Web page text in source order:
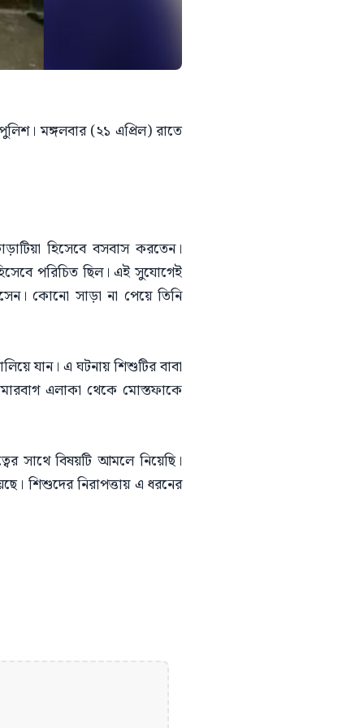
মঙ্গলবার (২১ এপ্রিল) রাতে
হিসেবে বসবাস করতেন।
পরিচিত ছিল। এই সুযোগেই
কোনো সাড়া না পেয়ে তিনি
যান। এ ঘটনায় শিশুটির বাবা
এলাকা থেকে মোস্তফাকে
সাথে বিষয়টি আমলে নিয়েছি।
শিশুদের নিরাপত্তায় এ ধরনের